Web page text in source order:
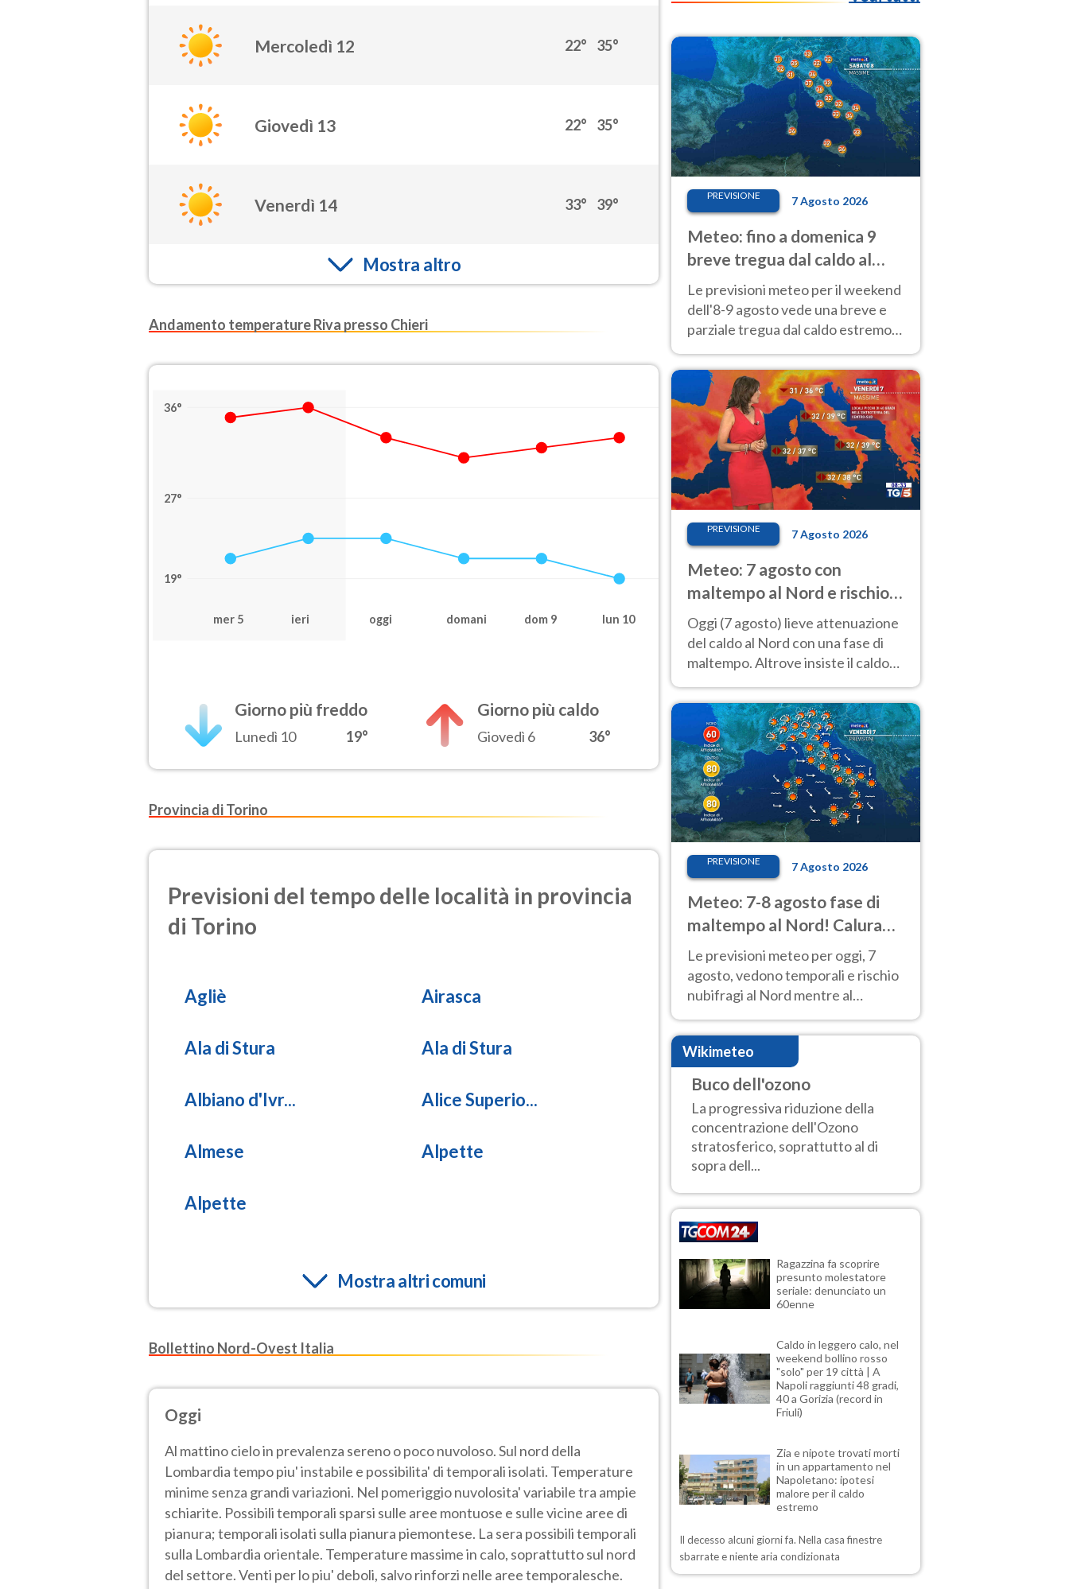
Mercoledì 12 22° 35°
Giovedì 13 22° 35°
Venerdì 14 33° 39°
Mostra altro
Andamento temperature Riva presso Chieri
36°
27°
19°
mer 5 ieri oggi domani dom 9 lun 10
Giorno più freddo
Lunedì 10 19°
Giorno più caldo
Giovedì 6 36°
Provincia di Torino
Previsioni del tempo delle località in provincia
di Torino
Agliè Airasca
Ala di Stura Ala di Stura
Albiano d'Ivr... Alice Superio...
Almese Alpette
Alpette
Mostra altri comuni
Bollettino Nord-Ovest Italia
Oggi
Al mattino cielo in prevalenza sereno o poco nuvoloso. Sul nord della
Lombardia tempo piu' instabile e possibilita' di temporali isolati. Temperature
minime senza grandi variazioni. Nel pomeriggio nuvolosita' variabile tra ampie
schiarite. Possibili temporali sparsi sulle aree montuose e sulle vicine aree di
pianura; temporali isolati sulla pianura piemontese. La sera possibili temporali
sulla Lombardia orientale. Temperature massime in calo, soprattutto sul nord
del settore. Venti per lo piu' deboli, salvo rinforzi nelle aree temporalesche.
PREVISIONE 7 Agosto 2026
Meteo: fino a domenica 9
breve tregua dal caldo al
Nord! Altrove calura e afa
Le previsioni meteo per il weekend
dell'8-9 agosto vede una breve e
parziale tregua dal caldo estremo
40 gradi.
PREVISIONE 7 Agosto 2026
Meteo: 7 agosto con
maltempo al Nord e rischio
nubifragi. Altrove caldo
estremo
Oggi (7 agosto) lieve attenuazione
del caldo al Nord con una fase di
maltempo. Altrove insiste il caldo
previsioni
PREVISIONE 7 Agosto 2026
Meteo: 7-8 agosto fase di
maltempo al Nord! Calura
fino a Ferragosto
Le previsioni meteo per oggi, 7
agosto, vedono temporali e rischio
nubifragi al Nord mentre al
Centro-Sud sole e caldo sempre
molto intenso.
Wikimeteo
Buco dell'ozono
La progressiva riduzione della
concentrazione dell'Ozono
stratosferico, soprattutto al di
sopra dell...
Ragazzina fa scoprire
presunto molestatore
seriale: denunciato un
60enne
Caldo in leggero calo, nel
weekend bollino rosso
"solo" per 19 città | A
Napoli raggiunti 48 gradi,
40 a Gorizia (record in
Friuli)
Zia e nipote trovati morti
in un appartamento nel
Napoletano: ipotesi
malore per il caldo
estremo
Il decesso alcuni giorni fa. Nella casa finestre
sbarrate e niente aria condizionata